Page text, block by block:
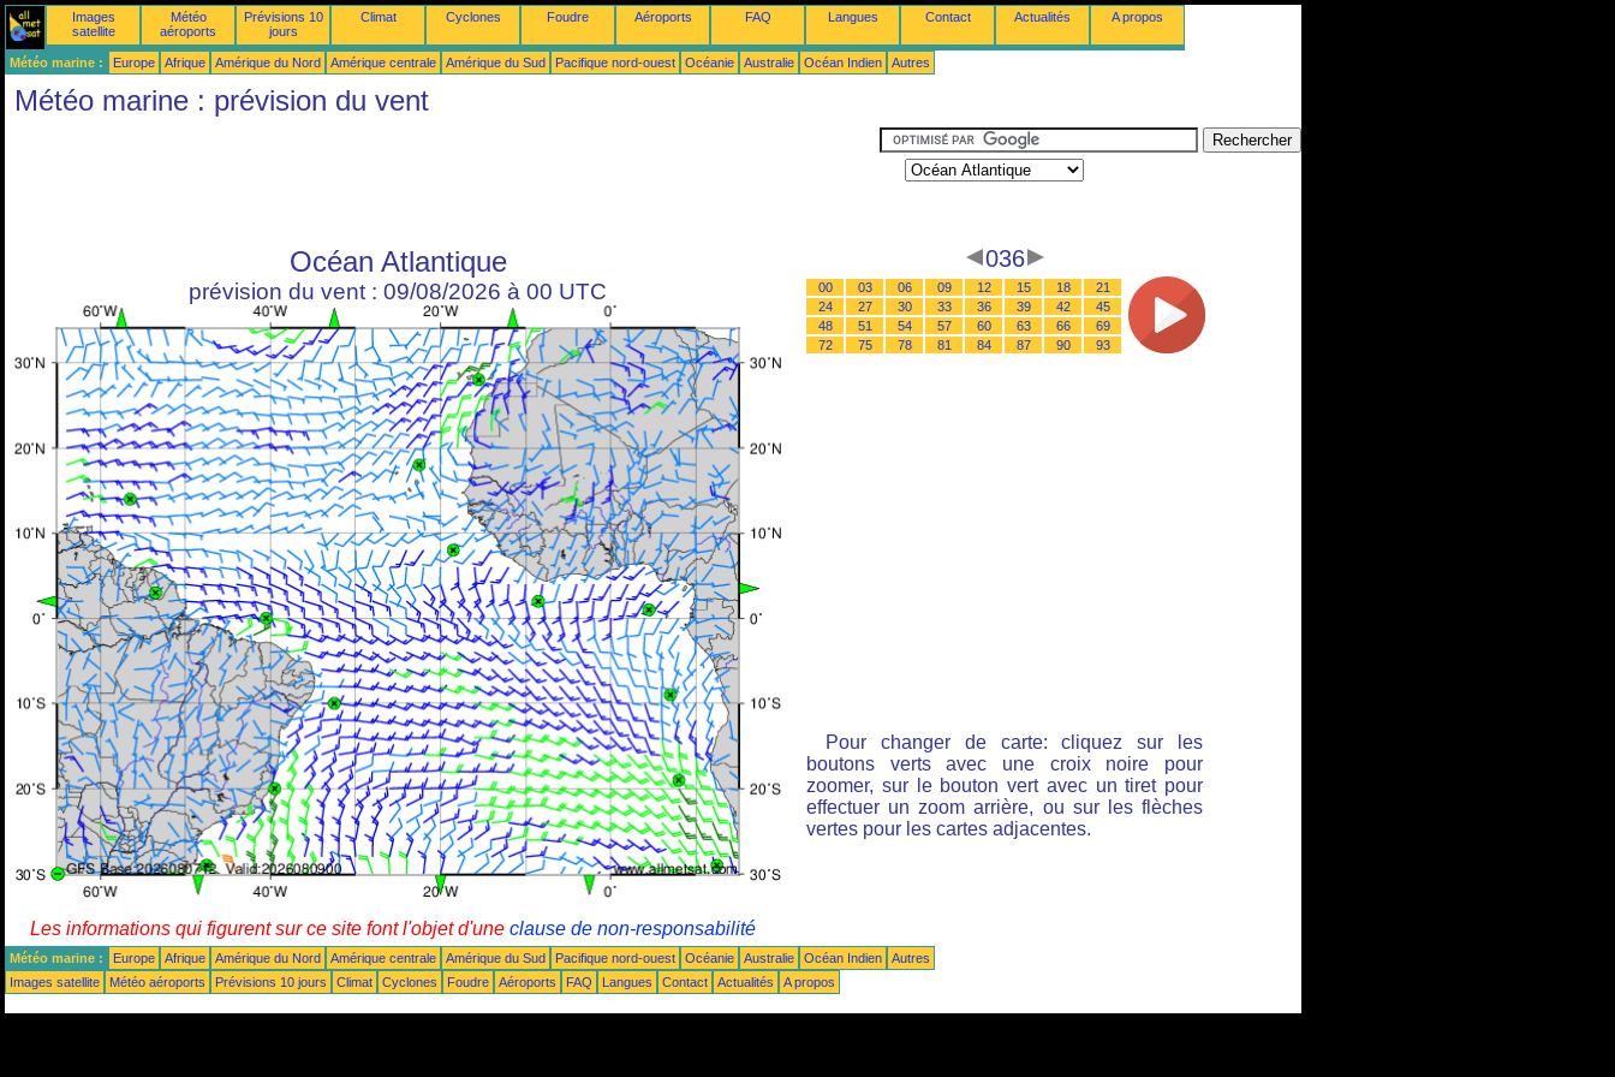
Images
satellite
Météo
aéroports
Prévisions 10
jours
Climat Cyclones Foudre Aéroports FAQ Langues Contact Actualités A propos
Météo marine : Europe Afrique Amérique du Nord Amérique centrale Amérique du Sud Pacifique nord-ouest Océanie Australie Océan Indien Autres
Météo marine : prévision du vent
Océan Atlantique
prévision du vent : 09/08/2026 à 00 UTC
036
00 03 06 09 12 15 18
21
24
27 30 33 36 39 42
45
48
51 54 57 60 63 66
69
72
75 78 81 84 87 90 93
Pour changer de carte: cliquez sur les
boutons verts avec une croix noire pour
zoomer, sur le bouton vert avec un tiret pour
effectuer un zoom arrière, ou sur les flèches
vertes pour les cartes adjacentes.
Les informations qui figurent sur ce site font l'objet d'une clause de non-responsabilité
Météo marine : Europe Afrique Amérique du Nord Amérique centrale Amérique du Sud Pacifique nord-ouest Océanie Australie Océan Indien
Autres
Images satellite
Météo aéroports Prévisions 10 jours Climat Cyclones Foudre Aéroports FAQ Langues Contact Actualités A propos